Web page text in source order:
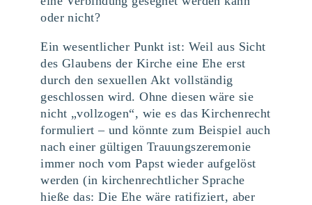
oder nicht?
Ein wesentlicher Punkt ist: Weil aus Sicht
des Glaubens der Kirche eine Ehe erst
durch den sexuellen Akt vollständig
geschlossen wird. Ohne diesen wäre sie
nicht „vollzogen“, wie es das Kirchenrecht
formuliert – und könnte zum Beispiel auch
nach einer gültigen Trauungszeremonie
immer noch vom Papst wieder aufgelöst
werden (in kirchenrechtlicher Sprache
hieße das: Die Ehe wäre ratifiziert, aber